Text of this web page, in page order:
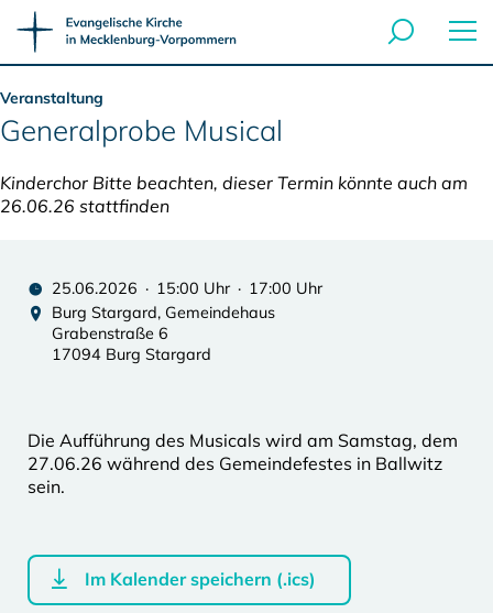
Veranstaltung
Generalprobe Musical
Kinderchor Bitte beachten, dieser Termin könnte auch am
26.06.26 stattfinden
25.06.2026 · 15:00 Uhr · 17:00 Uhr
Burg Stargard, Gemeindehaus
Grabenstraße 6
17094 Burg Stargard
Die Aufführung des Musicals wird am Samstag, dem
27.06.26 während des Gemeindefestes in Ballwitz
sein.
Im Kalender speichern (.ics)